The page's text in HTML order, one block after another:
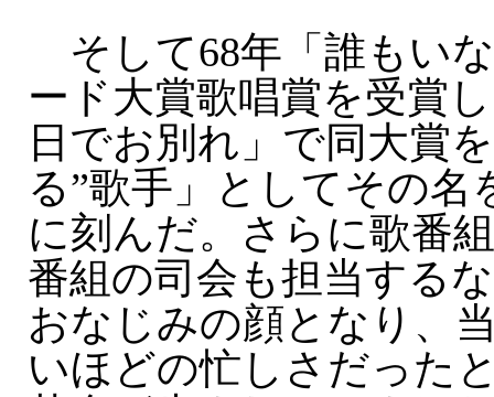
そして68年「誰もい
ード大賞歌唱賞を受賞
日でお別れ」で同大賞
る”歌手」としてその名
に刻んだ。さらに歌番
番組の司会も担当する
おなじみの顔となり、
いほどの忙しさだった